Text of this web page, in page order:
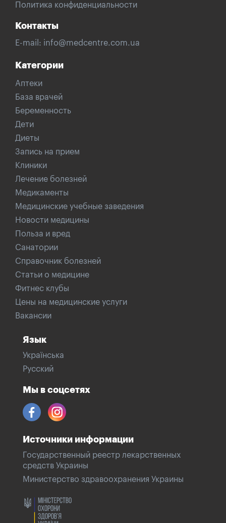
Политика конфиденциальности
Контакты
E-mail: info@medcentre.com.ua
Категории
Аптеки
База врачей
Беременность
Дети
Диеты
Запись на прием
Клиники
Лечение болезней
Медикаменты
Медицинские учебные заведения
Новости медицины
Польза и вред
Санатории
Справочник болезней
Статьи о медицине
Фитнес клубы
Цены на медицинские услуги
Вакансии
Язык
Українська
Русский
Мы в соцсетях
Источники информации
Государственный реестр лекарственных
средств Украины
Министерство здравоохранения Украины